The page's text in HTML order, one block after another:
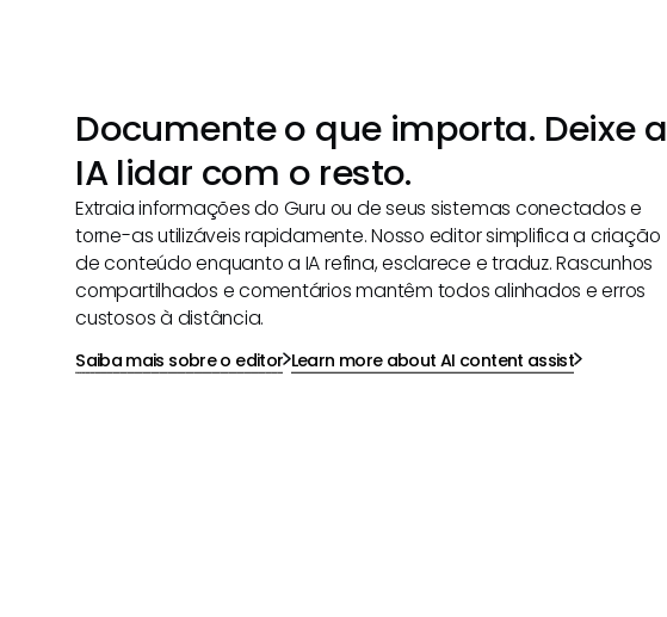
Documente o que importa. Deixe a
IA lidar com o resto.
Extraia informações do Guru ou de seus sistemas conectados e
torne-as utilizáveis rapidamente. Nosso editor simplifica a criação
de conteúdo enquanto a IA refina, esclarece e traduz. Rascunhos
compartilhados e comentários mantêm todos alinhados e erros
custosos à distância.
Saiba mais sobre o editor Learn more about AI content assist